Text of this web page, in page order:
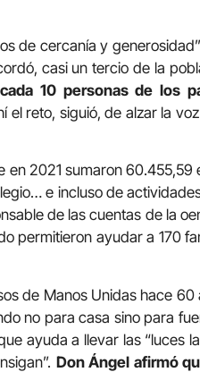
de cercanía y
casi un tercio de la
10 personas de los
el reto, siguió, de alzar la
en 2021 sumaron 60.455,59
e incluso de
de las cuentas de la
permitieron ayudar a 170
de Manos Unidas hace 60
no para casa sino para
ayuda a llevar las “luces
Don Ángel afirmó